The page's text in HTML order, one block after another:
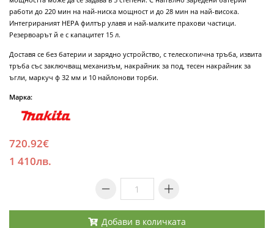
работи до 220 мин на най-ниска мощност и до 28 мин на най-висока.
Интегрираният HEPA филтър улавя и най-малките прахови частици.
Резервоарът й е с капацитет 15 л.
Доставя се без батерии и зарядно устройство, с телескопична тръба, извита
тръба със заключващ механизъм, накрайник за под, тесен накрайник за
ъгли, маркуч ф 32 мм и 10 найлонови торби.
Марка:
720.92€
1 410лв.
Добави в количката